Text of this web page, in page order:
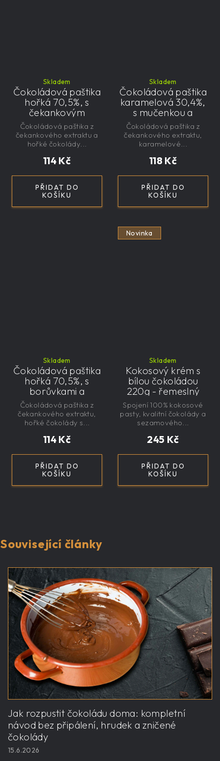
Skladem
Čokoládová paštika
hořká 70,5%, s
čekankovým
sirupem 100g -
nízkokalorická,
řemeslná
114 Kč
PŘIDAT DO
KOŠÍKU
Čokoládová paštika z
čekankového extraktu a
hořké čokolády...
Skladem
Čokoládová paštika
karamelová 30,4%,
s mučenkou a
čekankovým
sirupem 100g -
nízkokalorická,
řemeslná
118 Kč
PŘIDAT DO
KOŠÍKU
Čokoládová paštika z
čekankového extraktu,
karamelové...
Skladem
Čokoládová paštika
hořká 70,5%, s
borůvkami a
čekankovým
sirupem 100g -
nízkokalorická,
114 Kč
PŘIDAT DO
KOŠÍKU
Čokoládová paštika z
čekankového extraktu,
hořké čokolády s...
Novinka
Skladem
Kokosový krém s
bílou čokoládou
220g - řemeslný
245 Kč
PŘIDAT DO
KOŠÍKU
Spojení 100% kokosové
pasty, kvalitní čokolády a
sezamového...
Související články
Jak rozpustit čokoládu doma: kompletní
návod bez připálení, hrudek a zničené
čokolády
15.6.2026